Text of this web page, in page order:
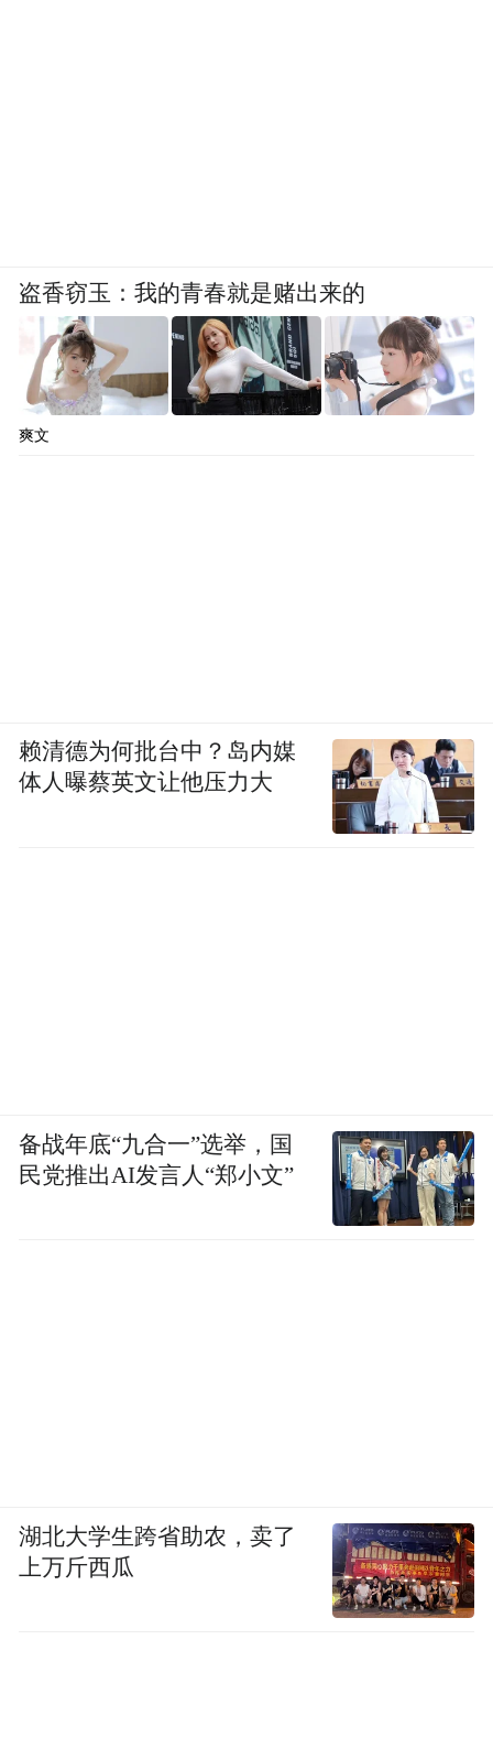
盗香窃玉：我的青春就是赌出来的
爽文
赖清德为何批台中？岛内媒
体人曝蔡英文让他压力大
备战年底“九合一”选举，国
民党推出AI发言人“郑小文”
湖北大学生跨省助农，卖了
上万斤西瓜